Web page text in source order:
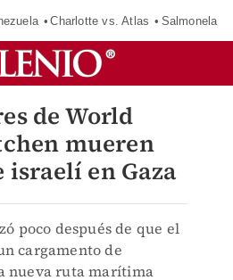
Charlotte vs. Atlas Salmonela
de World
mueren
israelí en Gaza
poco después de que el
cargamento de
nueva ruta marítima